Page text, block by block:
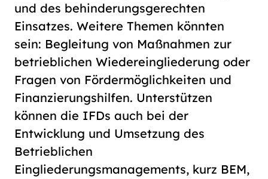
und des behinderungsgerechten
Einsatzes. Weitere Themen könnten
sein: Begleitung von Maßnahmen zur
betrieblichen Wiedereingliederung oder
Fragen von Fördermöglichkeiten und
Finanzierungshilfen. Unterstützen
können die IFDs auch bei der
Entwicklung und Umsetzung des
Betrieblichen
Eingliederungsmanagements, kurz BEM,